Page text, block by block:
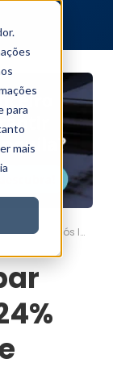
para
mais
que protege contra credores